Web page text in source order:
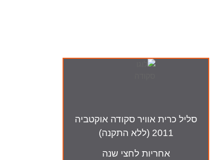
סליל כרית אוויר סקודה אוקטביה
2011 (ללא התקנה)
אחריות לחצי שנה